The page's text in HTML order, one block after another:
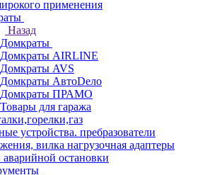
применения
Назад
Домкраты
Домкраты AIRLINE
Домкраты AVS
Домкраты АвтоDело
Домкраты ПРАМО
Товары для гаража
устройства. пребразователи
вилка нагрузочная адаптеры
аварийной остановки